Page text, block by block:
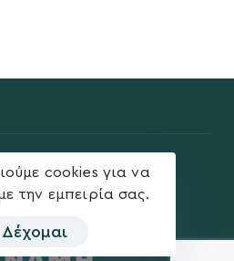
cookies για να
την εμπειρία σας.
Δέχομαι